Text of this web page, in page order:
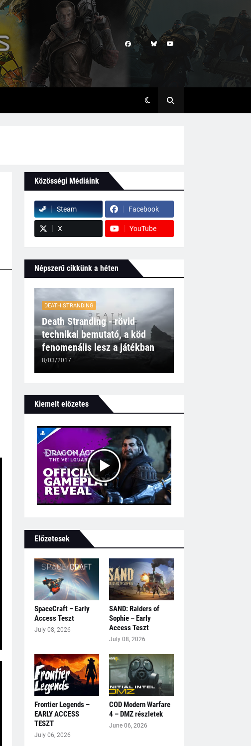
Közösségi Médiáink
Steam Facebook
X YouTube
Népszerű cikkünk a héten
DEATH STRANDING
Death Stranding - rövid
technikai bemutató, a köd
fenomenális lesz a játékban
8/03/2017
Kiemelt előzetes
Előzetesek
SpaceCraft – Early
Access Teszt
July 08, 2026
SAND: Raiders of
Sophie – Early
Access Teszt
July 08, 2026
Frontier Legends –
EARLY ACCESS
TESZT
July 06, 2026
COD Modern Warfare
4 – DMZ részletek
June 06, 2026